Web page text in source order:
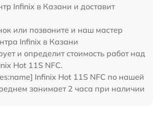
Infinix в Казани и доставит
или позвоните и наш мастер
Infinix в Казани
и определит стоимость работ над
Hot 11S NFC.
Infinix Hot 11S NFC по нашей
занимает 2 часа при наличии